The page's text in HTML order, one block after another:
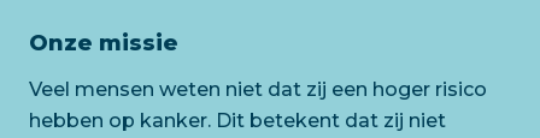
Onze missie
Veel mensen weten niet dat zij een hoger risico
hebben op kanker. Dit betekent dat zij niet